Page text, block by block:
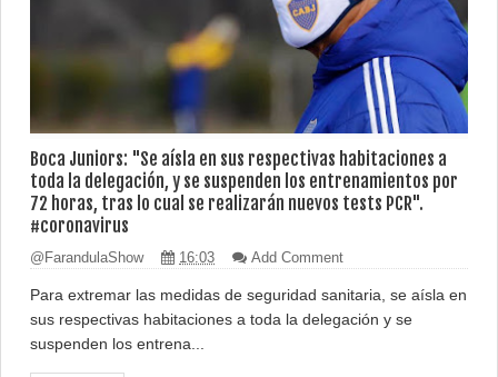
Boca Juniors: "Se aísla en sus respectivas habitaciones a
toda la delegación, y se suspenden los entrenamientos por
72 horas, tras lo cual se realizarán nuevos tests PCR".
#coronavirus
@FarandulaShow 16:03 Add Comment
Para extremar las medidas de seguridad sanitaria, se aísla en
sus respectivas habitaciones a toda la delegación y se
suspenden los entrena...